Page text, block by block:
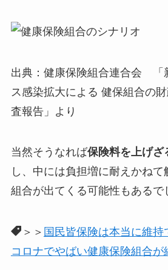
出典：健康保険組合連合会 「
ス感染拡大による 健保組合の
査報告」より
当然そうなれば保険料を上げざ
し、中には負担増に耐えかね
組合が出てくる可能性もあるで
＞＞ 国民皆保険は本当に維持
コロナでやばい健康保険組合が